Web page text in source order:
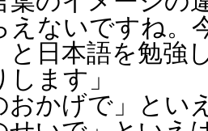
えないですね。
と日本語を勉強
ます」
おかげで」と